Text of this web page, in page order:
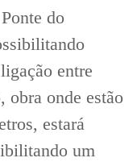
do
entre
obra onde estão
estará
um